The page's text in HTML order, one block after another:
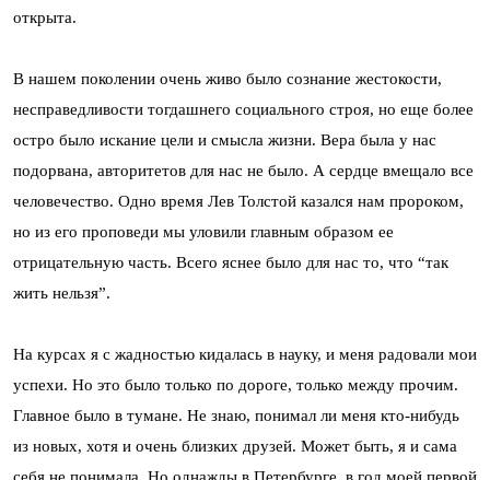
открыта.
В нашем поколении очень живо было сознание жестокости,
несправедливости тогдашнего социального строя, но еще более
остро было искание цели и смысла жизни. Вера была у нас
подорвана, авторитетов для нас не было. А сердце вмещало все
человечество. Одно время Лев Толстой казался нам пророком,
но из его проповеди мы уловили главным образом ее
отрицательную часть. Всего яснее было для нас то, что “так
жить нельзя”.
На курсах я с жадностью кидалась в науку, и меня радовали мои
успехи. Но это было только по дороге, только между прочим.
Главное было в тумане. Не знаю, понимал ли меня кто-нибудь
из новых, хотя и очень близких друзей. Может быть, я и сама
себя не понимала. Но однажды в Петербурге, в год моей первой